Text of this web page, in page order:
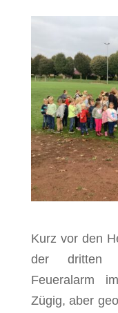
Kurz vor den
der dritten
Feueralarm
Zügig, aber